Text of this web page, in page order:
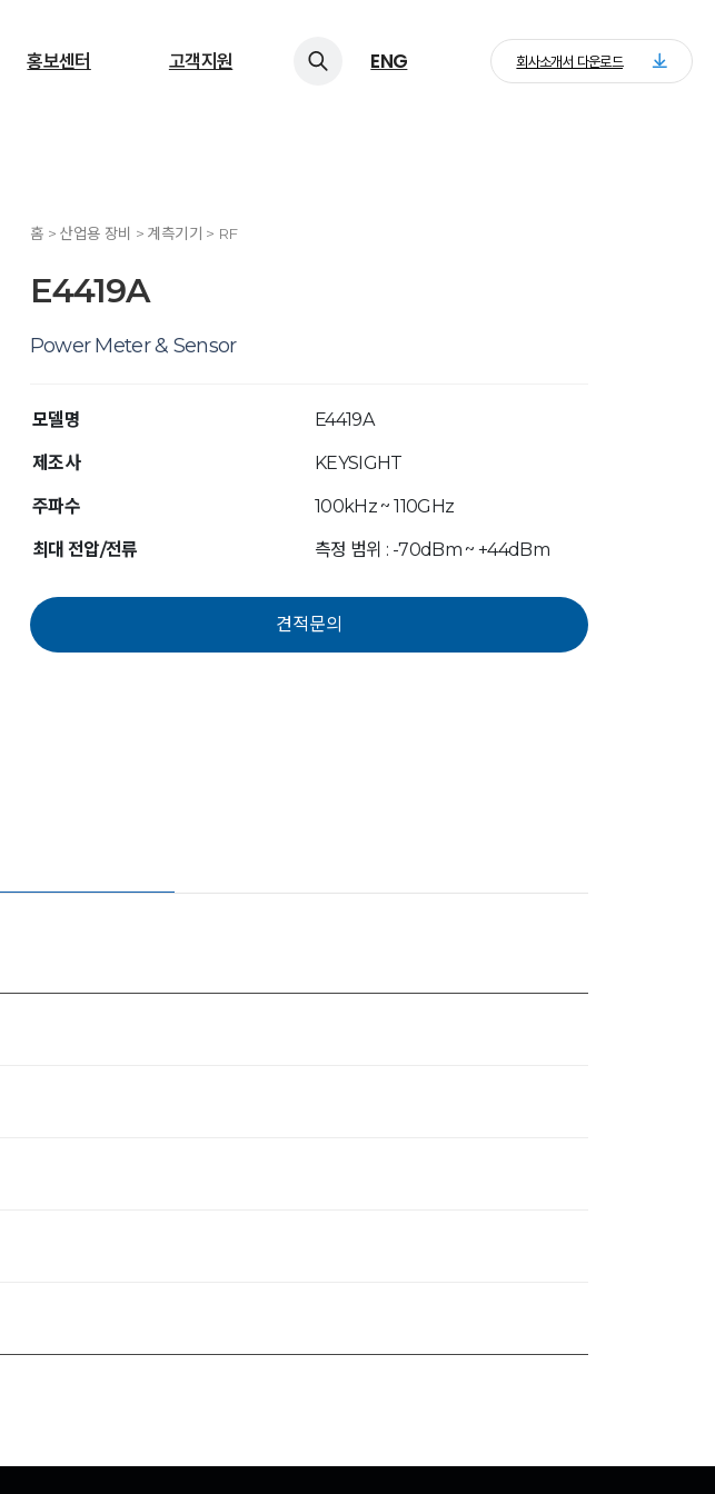
홍보센터 고객지원 ENG 회사소개서 다운로드
홈 > 산업용 장비 > 계측기기 > RF
E4419A
Power Meter & Sensor
모델명 E4419A
제조사 KEYSIGHT
주파수 100kHz ~ 110GHz
최대 전압/전류 측정 범위 : -70dBm ~ +44dBm